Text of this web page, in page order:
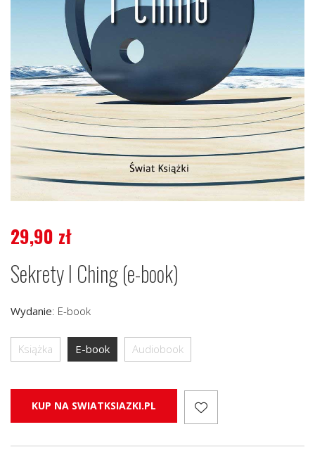
29,90 zł
Sekrety I Ching (e-book)
Wydanie: E-book
Książka E-book Audiobook
KUP NA SWIATKSIAZKI.PL